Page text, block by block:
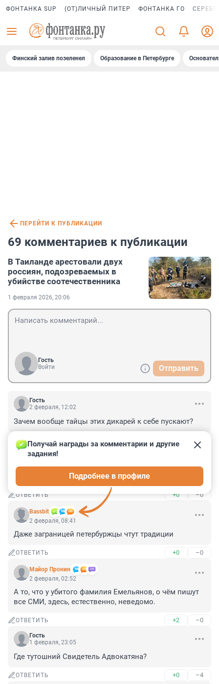
ФОНТАНКА SUP (ОТ)ЛИЧНЫЙ ПИТЕР ФОНТАНКА ГО
Финский залив позеленел Образование в Петербурге
ПЕРЕЙТИ К ПУБЛИКАЦИИ
69 комментариев к публикации
В Таиланде арестовали двух
россиян, подозреваемых в
убийстве соотечественника
1 февраля 2026, 20:06
Гость
Войти
Отправить
Гость
2 февраля, 12:02
Зачем вообще тайцы этих дикарей к себе пускают?
ОТВЕТИТЬ –0
Гость
Опасный Бангкок.
ОТВЕТИТЬ +0 –0
Bassbit
Получай награды за комментарии и другие
задания!
Подробнее в профиле
2 февраля, 08:41
Даже заграницей петербуржцы чтут традиции
ОТВЕТИТЬ +0 –0
Майор Пронин
2 февраля, 02:52
А то, что у убитого фамилия Емельянов, о чём пишут
все СМИ, здесь, естественно, неведомо.
ОТВЕТИТЬ +2 –0
Гость
1 февраля, 23:05
Где тутошний Свидетель Адвокатяна?
ОТВЕТИТЬ +0 –4